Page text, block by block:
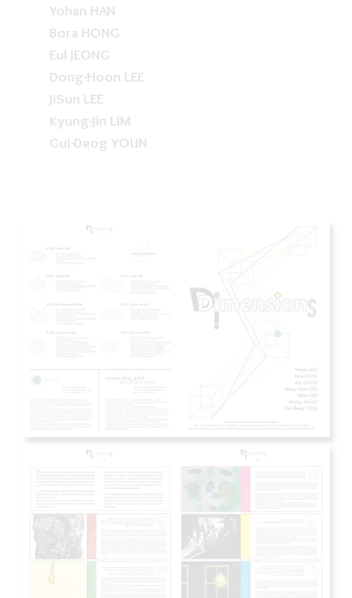
Yohan HAN
Bora HONG
Eul JEONG
Dong-Hoon LEE
JiSun LEE
Kyung-Jin LIM
Gui-Deog YOUN